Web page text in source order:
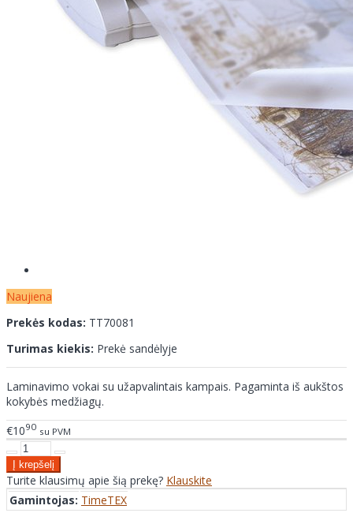
Naujiena
Prekės kodas: TT70081
Turimas kiekis: Prekė sandėlyje
Laminavimo vokai su užapvalintais kampais. Pagaminta iš aukštos
kokybės medžiagų.
€1090 su PVM
Turite klausimų apie šią prekę? Klauskite
Gamintojas: TimeTEX